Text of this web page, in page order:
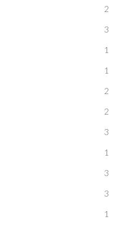
2
3
1
1
2
2
3
1
3
3
1